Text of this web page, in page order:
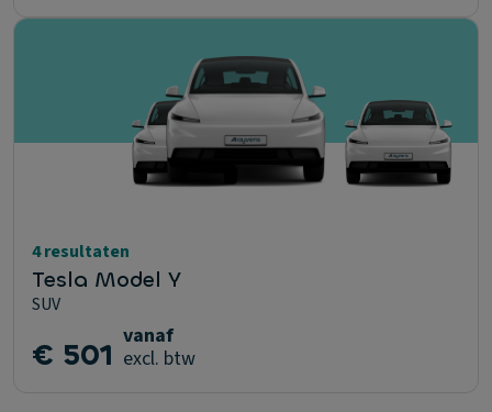
4 resultaten
Tesla Model Y
SUV
€ 501 vanaf
excl. btw